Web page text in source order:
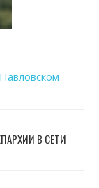
В СЕТИ